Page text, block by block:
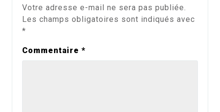
Votre adresse e-mail ne sera pas publiée.
Les champs obligatoires sont indiqués avec
*
Commentaire *